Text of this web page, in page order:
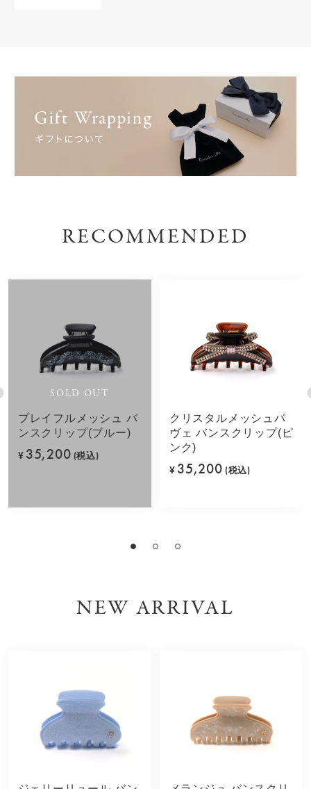
RECOMMENDED
SOLD OUT
プレイフルメッシュ バ
ンスクリップ(ブルー)
¥ 35,200 (税込)
クリスタルメッシュパ
ヴェ バンスクリップ(ピ
ンク)
¥ 35,200 (税込)
NEW ARRIVAL